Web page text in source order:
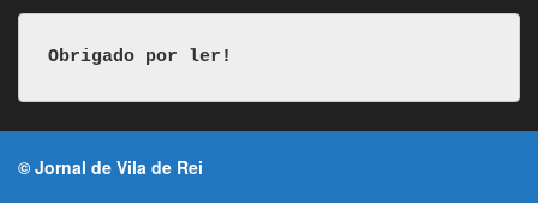
Obrigado por ler!
© Jornal de Vila de Rei